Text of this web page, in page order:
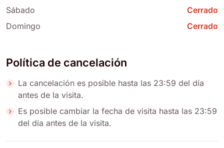
Sábado
Cerrado
Domingo
Cerrado
Política de cancelación
La cancelación es posible hasta las 23:59 del día
antes de la visita.
Es posible cambiar la fecha de visita hasta las 23:59
del día antes de la visita.